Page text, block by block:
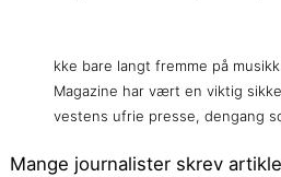
kke bare langt fremme på
Magazine har vært en viktig
vestens ufrie presse, dengang
Mange journalister skrev